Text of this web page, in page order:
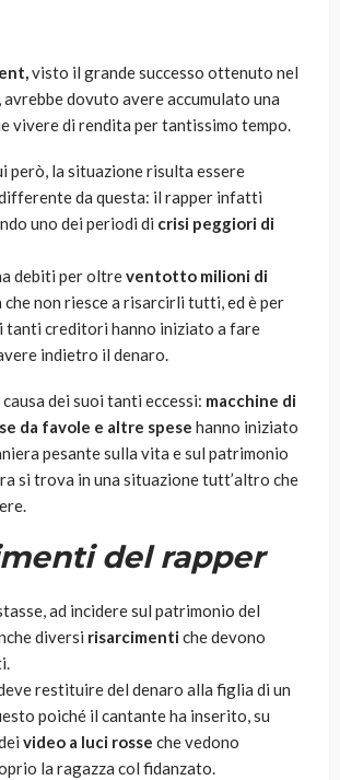
visto il grande successo ottenuto nel
dovuto avere accumulato una
vivere di rendita per tantissimo tempo.
però, la situazione risulta essere
da questa: il rapper infatti
uno dei periodi di crisi peggiori di
debiti per oltreventotto milioni di
che non riesce a risarcirli tutti, ed è per
tanti creditori hanno iniziato a fare
indietro il denaro.
dei suoi tanti eccessi: macchine di
da favole e altre spese hanno iniziato
pesante sulla vita e sul patrimonio
si trova in una situazione tutt’altro che
del rapper
ad incidere sul patrimonio del
diversi risarcimentiche devono
restituire del denaro alla figlia di un
poiché il cantante ha inserito, su
video a luci rosse che vedono
la ragazza col fidanzato.